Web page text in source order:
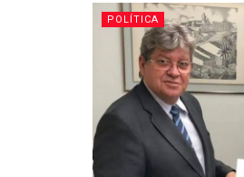
POLÍTICA